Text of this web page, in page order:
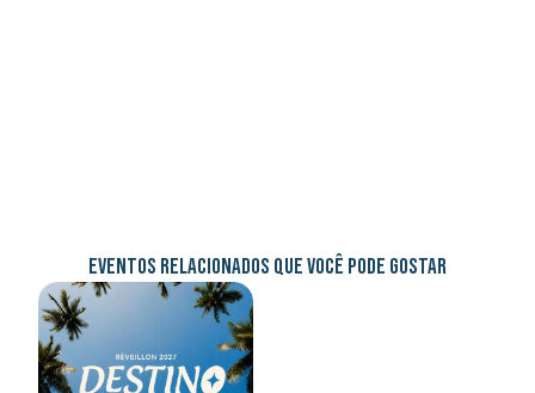
EVENTOS RELACIONADOS QUE VOCÊ PODE GOSTAR